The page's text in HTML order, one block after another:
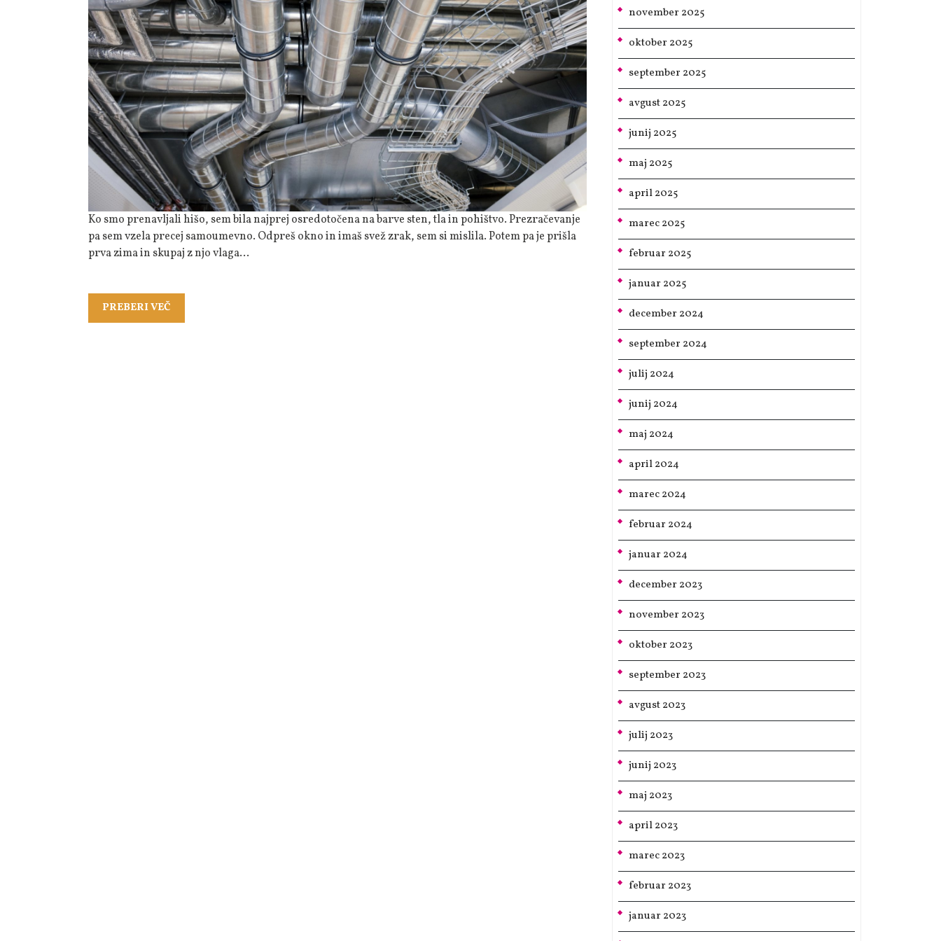
Postane
Res
Pomemben.
Ko smo prenavljali hišo, sem bila najprej osredotočena na barve sten, tla in pohištvo. Prezračevanje
pa sem vzela precej samoumevno. Odpreš okno in imaš svež zrak, sem si mislila. Potem pa je prišla
prva zima in skupaj z njo vlaga…
PREBERI VEČ
VEČ
november 2025
oktober 2025
september 2025
avgust 2025
junij 2025
maj 2025
april 2025
marec 2025
februar 2025
januar 2025
december 2024
september 2024
julij 2024
junij 2024
maj 2024
april 2024
marec 2024
februar 2024
januar 2024
december 2023
november 2023
oktober 2023
september 2023
avgust 2023
julij 2023
junij 2023
maj 2023
april 2023
marec 2023
februar 2023
januar 2023